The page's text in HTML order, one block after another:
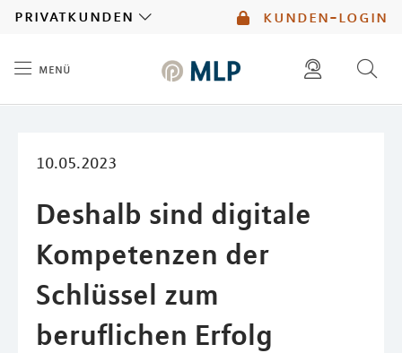
kunden-login
privatkunden
menü
10.05.2023
Deshalb sind digitale
Kompetenzen der
Schlüssel zum
beruflichen Erfolg